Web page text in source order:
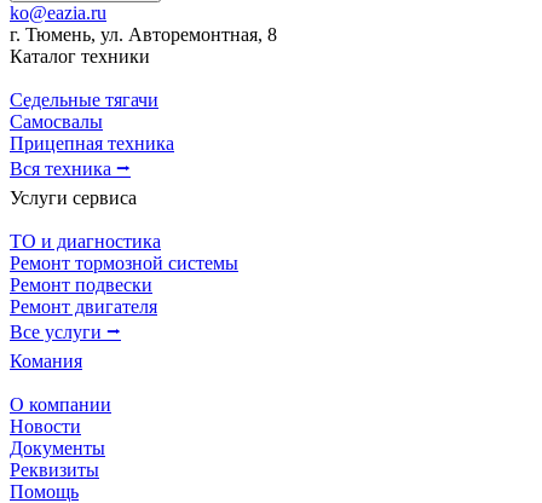
ko@eazia.ru
г. Тюмень, ул. Авторемонтная, 8
Каталог техники
Седельные тягачи
Самосвалы
Прицепная техника
Вся техника ⭢
Услуги сервиса
ТО и диагностика
Ремонт тормозной системы
Ремонт подвески
Ремонт двигателя
Все услуги ⭢
Комания
О компании
Новости
Документы
Реквизиты
Помощь